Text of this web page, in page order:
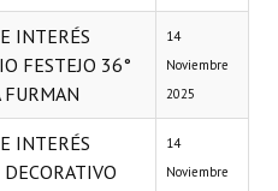
INTERÉS
FESTEJO 36°
FURMAN
14
Noviembre
2025
INTERÉS
14
Noviembre